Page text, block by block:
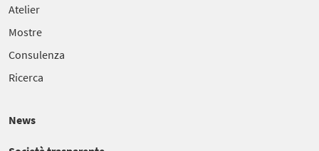
Atelier
Mostre
Consulenza
Ricerca
News